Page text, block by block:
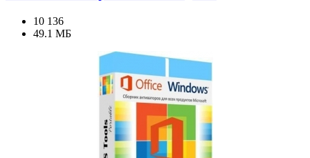
10 136
49.1 МБ